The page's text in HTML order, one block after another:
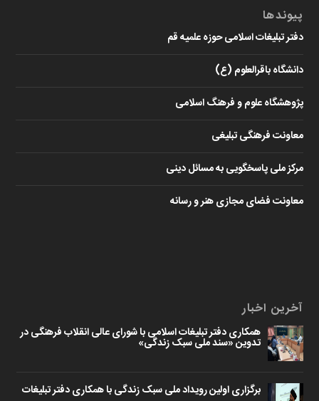
پیوندها
دفتر تبلیغات اسلامی حوزه علمیه قم
دانشگاه باقرالعلوم (ع)
پژوهشگاه علوم و فرهنگ اسلامی
معاونت فرهنگی تبلیغی
مرکز ملی پاسخگویی به مسائل دینی
معاونت فضای مجازی هنر و رسانه
آخرین اخبار
همکاری دفتر تبلیغات اسلامی با شورای عالی انقلاب فرهنگی در
تدوین «سند ملی سبک زندگی»
برگزاری اولین رویداد ملی سبک زندگی با همکاری دفتر تبلیغات